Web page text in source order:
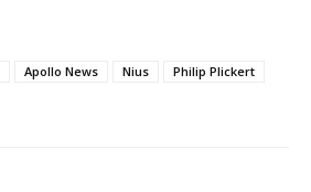
Apollo News Nius
Philip Plickert